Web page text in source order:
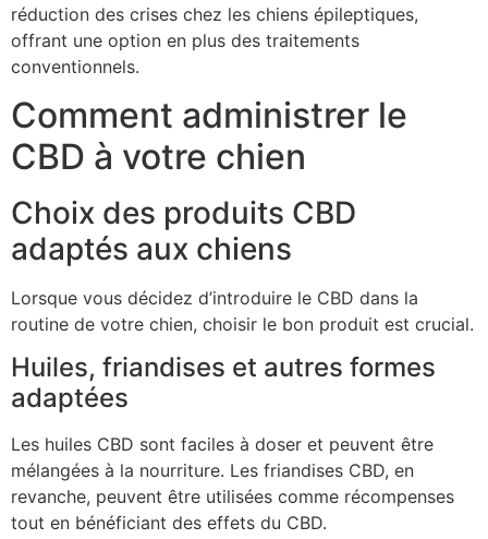
réduction des crises chez les chiens épileptiques,
offrant une option en plus des traitements
conventionnels.
Comment administrer le
CBD à votre chien
Choix des produits CBD
adaptés aux chiens
Lorsque vous décidez d’introduire le CBD dans la
routine de votre chien, choisir le bon produit est crucial.
Huiles, friandises et autres formes
adaptées
Les huiles CBD sont faciles à doser et peuvent être
mélangées à la nourriture. Les friandises CBD, en
revanche, peuvent être utilisées comme récompenses
tout en bénéficiant des effets du CBD.